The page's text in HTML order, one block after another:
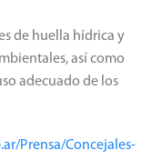
de huella hídrica y
así como
adecuado de los
Prensa/Concejales-